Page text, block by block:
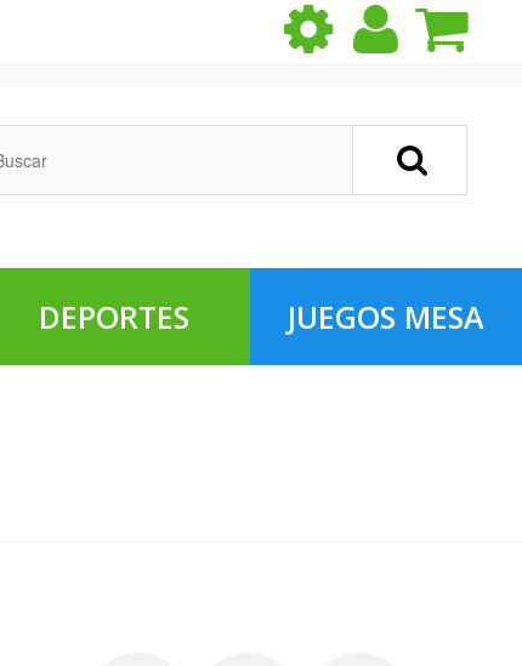
DEPORTES JUEGOS MESA